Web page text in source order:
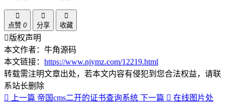
点赞 0 分享 收藏
版权声明
本文作者：牛角源码
本文链接： https://www.njymz.com/12219.html
转载需注明文章出处，若本文内容有侵犯到您合法权益，请联
系站长删除
上一篇 帝国cms二开的证书查询系统 下一篇
在线图片处